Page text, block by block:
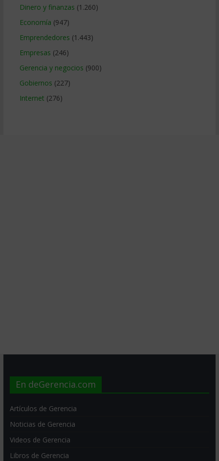
Dinero y finanzas (1.260)
Economía (947)
Emprendedores (1.443)
Empresas (246)
Gerencia y negocios (900)
Gobiernos (227)
Internet (276)
En deGerencia.com
Artículos de Gerencia
Noticias de Gerencia
Videos de Gerencia
Libros de Gerencia